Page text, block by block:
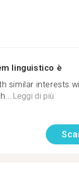
linguistico è
similar interests
Leggi di più